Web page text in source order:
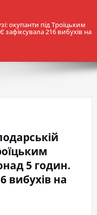
окупанти під Троїцьким
216 вибухів на
5 годин.
вибухів на